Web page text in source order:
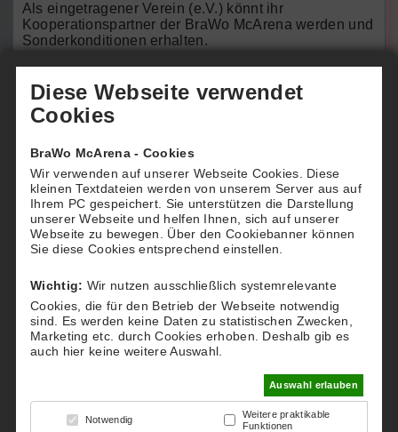
Als eingetragener Verein (e.V.) könnt ihr
Kooperationspartner der BraWo McArena werden und
Sonderkonditionen erhalten.
Minuten
Minuten
Minuten
Uhr
Euro
15:00 - 22:00
Uhr
15,00
Euro
30,00
Euro
45,00
Euro
Sa., So. &
Feiertage
30
Minuten
60
Minuten
90
08:00 - 22:00
20,00
40,00
Euro
60,00
Ihr seid ein eingetragener Verein und möchtet euch
bei uns per Telefon unter der Nummer 0531
buchung@brawo-
mcarenas.de
Diese Webseite verwendet
Cookies
BraWo McArena - Cookies
Wir verwenden auf unserer Webseite Cookies. Diese
kleinen Textdateien werden von unserem Server aus auf
Ihrem PC gespeichert. Sie unterstützen die Darstellung
unserer Webseite und helfen Ihnen, sich auf unserer
Webseite zu bewegen. Über den Cookiebanner können
Sie diese Cookies entsprechend einstellen.
Wichtig: Wir nutzen ausschließlich systemrelevante
Cookies, die für den Betrieb der Webseite notwendig
sind. Es werden keine Daten zu statistischen Zwecken,
Marketing etc. durch Cookies erhoben. Deshalb gib es
auch hier keine weitere Auswahl.
Auswahl erlauben
Notwendig
Weitere praktikable
Funktionen